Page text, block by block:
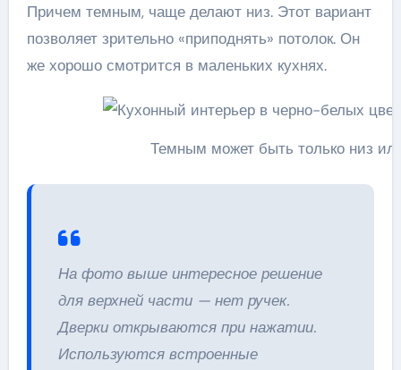
Причем темным, чаще делают низ. Этот вариант
позволяет зрительно «приподнять» потолок. Он
же хорошо смотрится в маленьких кухнях.
Темным может быть только низ
На фото выше интересное решение
для верхней части — нет ручек.
Дверки открываются при нажатии.
Используются встроенные